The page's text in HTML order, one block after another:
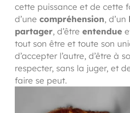
cette puissance et de cette
d’une compréhension, d’un
partager, d’être entendue
tout son être et toute son
d’accepter l’autre, d’être à
respecter, sans la juger, et
faire se peut.